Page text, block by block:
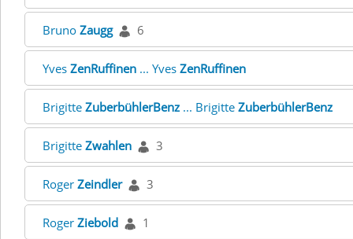
Bruno Zaugg 6
Yves ZenRuffinen ... Yves ZenRuffinen
Brigitte ZuberbühlerBenz ... Brigitte ZuberbühlerBenz
Brigitte Zwahlen 3
Roger Zeindler 3
Roger Ziebold 1